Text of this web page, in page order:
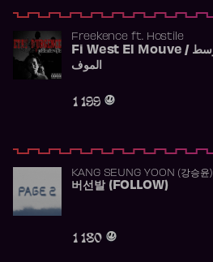
Freekence ft. Hostile
Fi West El Mouve / في وسط
الموف
1 199
KANG SEUNG YOON (강승윤)
버선발 (FOLLOW)
1 180